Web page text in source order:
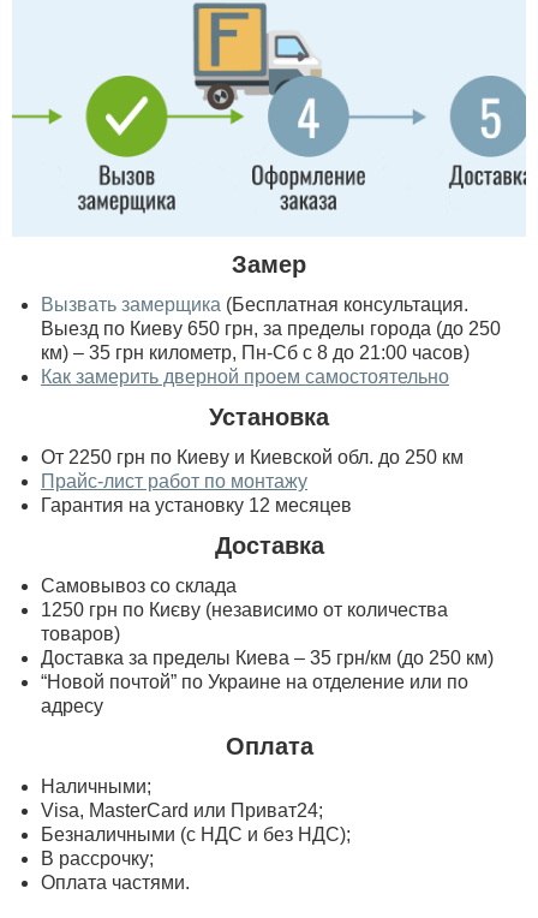
Замер
Вызвать замерщика (Бесплатная консультация.
Выезд по Киеву 650 грн, за пределы города (до 250
км) – 35 грн километр, Пн-Сб с 8 до 21:00 часов)
Как замерить дверной проем самостоятельно
Установка
От 2250 грн по Киеву и Киевской обл. до 250 км
Прайс-лист работ по монтажу
Гарантия на установку 12 месяцев
Доставка
Самовывоз со склада
1250 грн по Києву (независимо от количества
товаров)
Доставка за пределы Киева – 35 грн/км (до 250 км)
“Новой почтой” по Украине на отделение или по
адресу
Оплата
Наличными;
Visa, MasterСard или Приват24;
Безналичными (с НДС и без НДС);
В рассрочку;
Оплата частями.